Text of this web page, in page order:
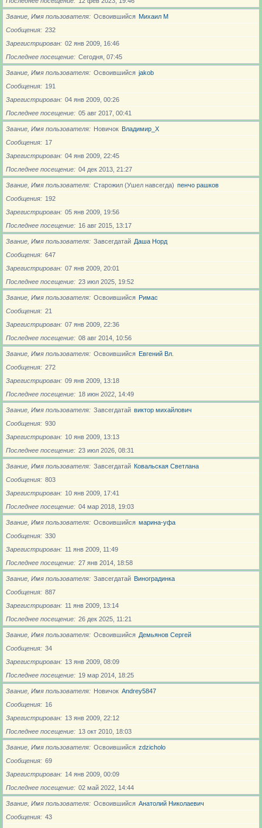
Звание, Имя пользователя Освоившийся Михаил М
Сообщения
232
Зарегистрирован
02 янв 2009, 16:46
Последнее посещение
Сегодня, 07:45
Звание, Имя пользователя Освоившийся jakob
Сообщения
191
Зарегистрирован
04 янв 2009, 00:26
Последнее посещение
05 авг 2017, 00:41
Звание, Имя пользователя Новичoк Владимир_X
Сообщения
17
Зарегистрирован
04 янв 2009, 22:45
Последнее посещение
04 дек 2013, 21:27
Звание, Имя пользователя Старожил (Ушел навсегда) пенчо рашков
Сообщения
192
Зарегистрирован
05 янв 2009, 19:56
Последнее посещение
16 авг 2015, 13:17
Звание, Имя пользователя Завсегдатай Даша Норд
Сообщения
647
Зарегистрирован
07 янв 2009, 20:01
Последнее посещение
23 июл 2025, 19:52
Звание, Имя пользователя Освоившийся Римас
Сообщения
21
Зарегистрирован
07 янв 2009, 22:36
Последнее посещение
08 авг 2014, 10:56
Звание, Имя пользователя Освоившийся Евгений Вл.
Сообщения
272
Зарегистрирован
09 янв 2009, 13:18
Последнее посещение
18 июн 2022, 14:49
Звание, Имя пользователя Завсегдатай виктор михайлович
Сообщения
930
Зарегистрирован
10 янв 2009, 13:13
Последнее посещение
23 июл 2026, 08:31
Звание, Имя пользователя Завсегдатай Ковальская Светлана
Сообщения
803
Зарегистрирован
10 янв 2009, 17:41
Последнее посещение
04 мар 2018, 19:03
Звание, Имя пользователя Освоившийся марина-уфа
Сообщения
330
Зарегистрирован
11 янв 2009, 11:49
Последнее посещение
27 янв 2014, 18:58
Звание, Имя пользователя Завсегдатай Виноградинка
Сообщения
887
Зарегистрирован
11 янв 2009, 13:14
Последнее посещение
26 дек 2025, 11:21
Звание, Имя пользователя Освоившийся Демьянов Сергей
Сообщения
34
Зарегистрирован
13 янв 2009, 08:09
Последнее посещение
19 мар 2014, 18:25
Звание, Имя пользователя Новичoк Andrey5847
Сообщения
16
Зарегистрирован
13 янв 2009, 22:12
Последнее посещение
13 окт 2010, 18:03
Звание, Имя пользователя Освоившийся zdzicholo
Сообщения
69
Зарегистрирован
14 янв 2009, 00:09
Последнее посещение
02 май 2022, 14:44
Звание, Имя пользователя Освоившийся Анатолий Николаевич
Сообщения
43